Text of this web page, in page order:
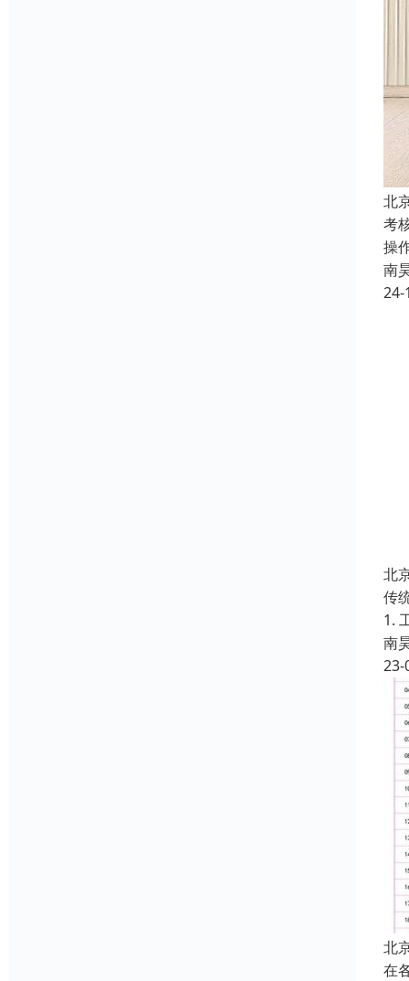
北
考
操
南
24-
北
传
1.
南
23-
北
在